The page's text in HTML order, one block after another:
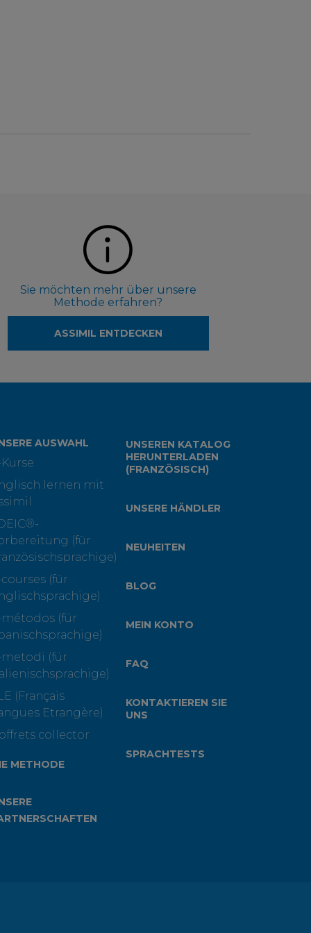
Sie möchten mehr über unsere
Methode erfahren?
ASSIMIL ENTDECKEN
AUSWAHL
lernen mit
(für
(für
(für
(für
(Français
Etrangère)
collector
METHODE
UNSEREN KATALOG
HERUNTERLADEN
(FRANZÖSISCH)
UNSERE HÄNDLER
NEUHEITEN
BLOG
MEIN KONTO
FAQ
KONTAKTIEREN SIE
UNS
SPRACHTESTS